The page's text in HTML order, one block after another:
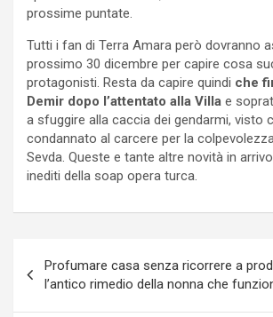
prossime puntate.
Tutti i fan di Terra Amara però dovranno
prossimo 30 dicembre per capire cosa
protagonisti. Resta da capire quindi che
Demir dopo l’attentato alla Villa e
a sfuggire alla caccia dei gendarmi, visto
condannato al carcere per la
Sevda. Queste e tante altre novità in
inediti della soap opera turca.
articoli
Profumare casa senza ricorrere a
l’antico rimedio della nonna che